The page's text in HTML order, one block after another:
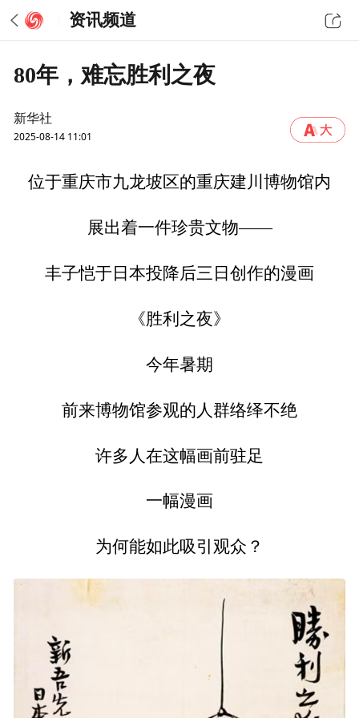
资讯频道
80年，难忘胜利之夜
新华社
2025-08-14 11:01
位于重庆市九龙坡区的重庆建川博物馆内
展出着一件珍贵文物——
丰子恺于日本投降后三日创作的漫画
《胜利之夜》
今年暑期
前来博物馆参观的人群络绎不绝
许多人在这幅画前驻足
一幅漫画
为何能如此吸引观众？